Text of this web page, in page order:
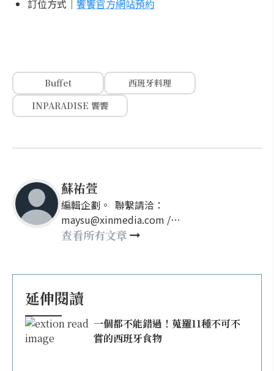
訂位方式｜ 饗饗官方網站預約
Buffet
西班牙料理
INPARADISE 饗饗
蘇祐萱
編輯企劃。 聯繫請洽：
maysu@xinmedia.com /
may860527@gmail.com
查看所有文章
延伸閱讀
一個都不能錯過！蒐羅11種不可不
嘗的西班牙食物